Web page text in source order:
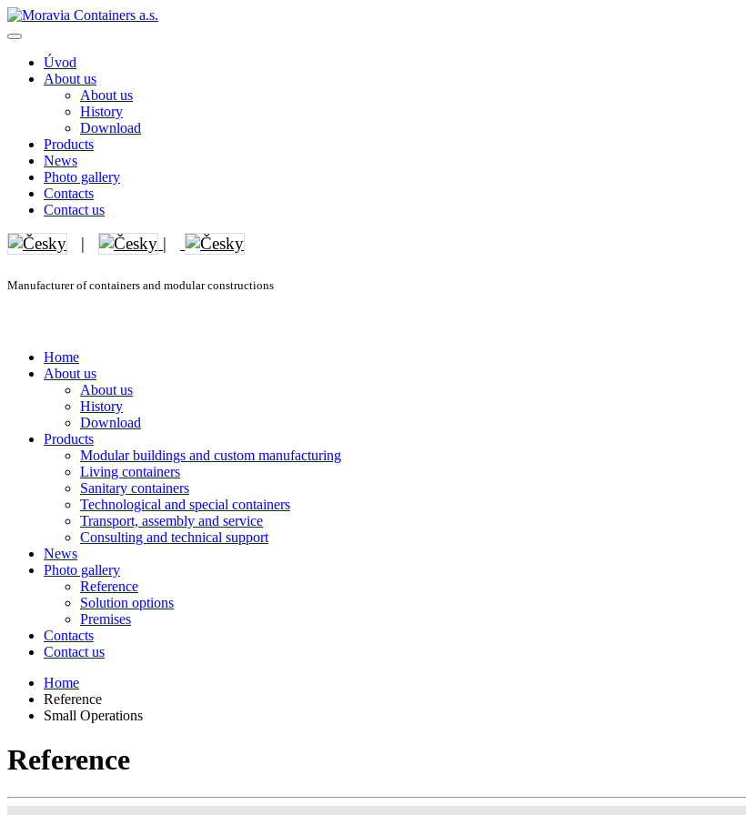
Úvod
About us
About us
History
Download
Products
News
Photo gallery
Contacts
Contact us
| |
Manufacturer of containers and modular constructions
Home
About us
About us
History
Download
Products
Modular buildings and custom manufacturing
Living containers
Sanitary containers
Technological and special containers
Transport, assembly and service
Consulting and technical support
News
Photo gallery
Reference
Solution options
Premises
Contacts
Contact us
Home
Reference
Small Operations
Reference